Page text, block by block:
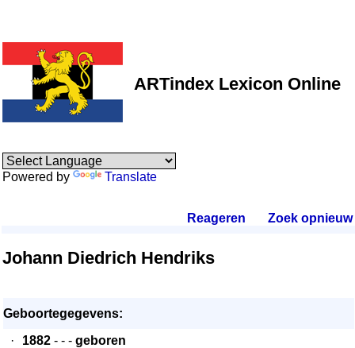
ARTindex Lexicon Online
Powered by Translate
Reageren Zoek opnieuw.
Johann Diedrich Hendriks
Geboortegegevens:
·
1882 - - - geboren